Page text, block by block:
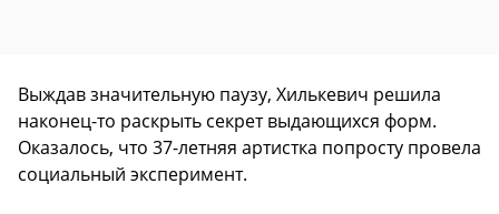
Выждав значительную паузу, Хилькевич решила
наконец-то раскрыть секрет выдающихся форм.
Оказалось, что 37-летняя артистка попросту провела
социальный эксперимент.